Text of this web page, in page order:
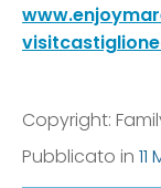
Copyright:
Pubblicato in